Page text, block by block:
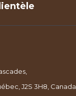
J2S 3H8, Canada